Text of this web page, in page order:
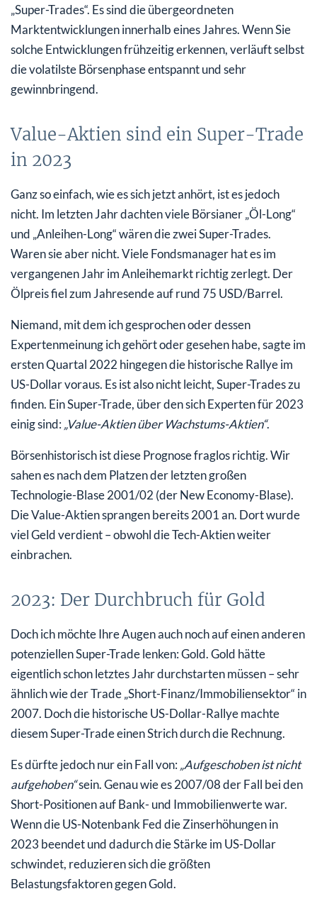
„Super-Trades“. Es sind die übergeordneten
Marktentwicklungen innerhalb eines Jahres. Wenn Sie
solche Entwicklungen frühzeitig erkennen, verläuft selbst
die volatilste Börsenphase entspannt und sehr
gewinnbringend.
Value-Aktien sind ein Super-Trade
in 2023
Ganz so einfach, wie es sich jetzt anhört, ist es jedoch
nicht. Im letzten Jahr dachten viele Börsianer „Öl-Long“
und „Anleihen-Long“ wären die zwei Super-Trades.
Waren sie aber nicht. Viele Fondsmanager hat es im
vergangenen Jahr im Anleihemarkt richtig zerlegt. Der
Ölpreis fiel zum Jahresende auf rund 75 USD/Barrel.
Niemand, mit dem ich gesprochen oder dessen
Expertenmeinung ich gehört oder gesehen habe, sagte im
ersten Quartal 2022 hingegen die historische Rallye im
US-Dollar voraus. Es ist also nicht leicht, Super-Trades zu
finden. Ein Super-Trade, über den sich Experten für 2023
einig sind: „Value-Aktien über Wachstums-Aktien“.
Börsenhistorisch ist diese Prognose fraglos richtig. Wir
sahen es nach dem Platzen der letzten großen
Technologie-Blase 2001/02 (der New Economy-Blase).
Die Value-Aktien sprangen bereits 2001 an. Dort wurde
viel Geld verdient – obwohl die Tech-Aktien weiter
einbrachen.
2023: Der Durchbruch für Gold
Doch ich möchte Ihre Augen auch noch auf einen anderen
potenziellen Super-Trade lenken: Gold. Gold hätte
eigentlich schon letztes Jahr durchstarten müssen – sehr
ähnlich wie der Trade „Short-Finanz/Immobiliensektor“ in
2007. Doch die historische US-Dollar-Rallye machte
diesem Super-Trade einen Strich durch die Rechnung.
Es dürfte jedoch nur ein Fall von: „Aufgeschoben ist nicht
aufgehoben“sein. Genau wie es 2007/08 der Fall bei den
Short-Positionen auf Bank- und Immobilienwerte war.
Wenn die US-Notenbank Fed die Zinserhöhungen in
2023 beendet und dadurch die Stärke im US-Dollar
schwindet, reduzieren sich die größten
Belastungsfaktoren gegen Gold.